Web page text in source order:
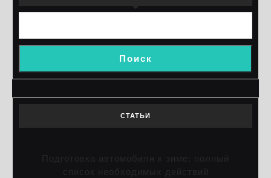
Поиск
СТАТЬИ
Подготовка автомобиля к зиме: полный
список необходимых действий